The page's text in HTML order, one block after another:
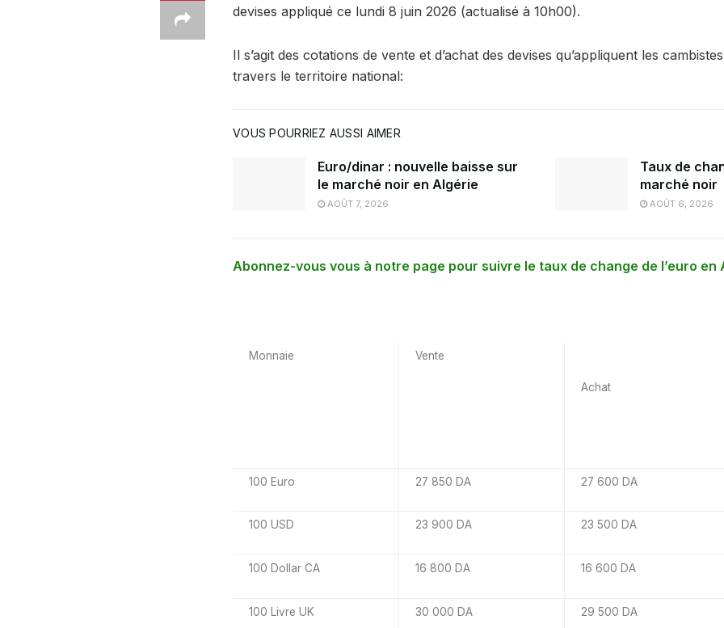
devises appliqué ce lundi 8 juin 2026 (actualisé à 10h00).
Il s’agit des cotations de vente et d’achat des devises qu’appliquent les
travers le territoire national:
VOUS POURRIEZ AUSSI AIMER
Euro/dinar : nouvelle baisse sur
le marché noir en Algérie
AOÛT 7, 2026
Taux de
marché noir
AOÛT 6, 2026
Abonnez-vous vous à notre page pour suivre le taux de change de l’euro en
Monnaie Vente
Achat
100 Euro 27 850 DA 27 600 DA
100 USD 23 900 DA 23 500 DA
100 Dollar CA 16 800 DA 16 600 DA
100 Livre UK 30 000 DA 29 500 DA